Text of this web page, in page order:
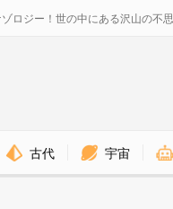
ロジー！世の中にある沢山の不
古代 宇宙